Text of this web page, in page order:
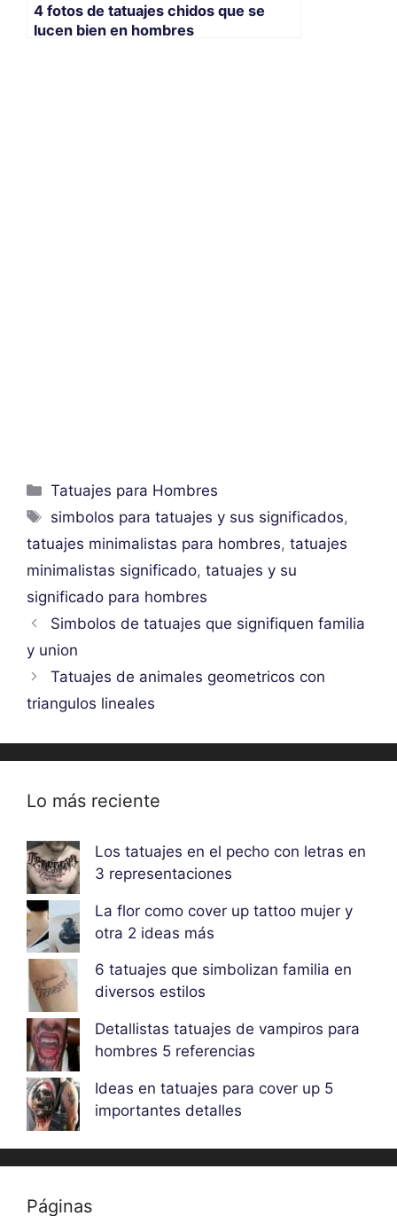
4 fotos de tatuajes chidos que se
lucen bien en hombres
Categorías
Tatuajes para Hombres
Etiquetas
simbolos para tatuajes y sus significados,
tatuajes minimalistas para hombres, tatuajes
minimalistas significado, tatuajes y su
significado para hombres
Simbolos de tatuajes que signifiquen familia
y union
Tatuajes de animales geometricos con
triangulos lineales
Lo más reciente
Los tatuajes en el pecho con letras en
3 representaciones
La flor como cover up tattoo mujer y
otra 2 ideas más
6 tatuajes que simbolizan familia en
diversos estilos
Detallistas tatuajes de vampiros para
hombres 5 referencias
Ideas en tatuajes para cover up 5
importantes detalles
Páginas